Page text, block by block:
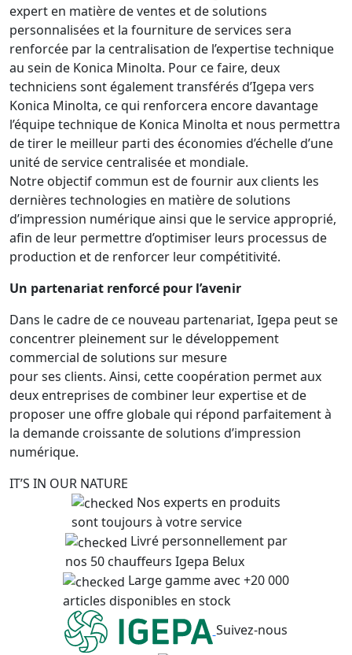
expert en matière de ventes et de solutions
personnalisées et la fourniture de services sera
renforcée par la centralisation de l’expertise technique
au sein de Konica Minolta. Pour ce faire, deux
techniciens sont également transférés d’Igepa vers
Konica Minolta, ce qui renforcera encore davantage
l’équipe technique de Konica Minolta et nous permettra
de tirer le meilleur parti des économies d’échelle d’une
unité de service centralisée et mondiale.
Notre objectif commun est de fournir aux clients les
dernières technologies en matière de solutions
d’impression numérique ainsi que le service approprié,
afin de leur permettre d’optimiser leurs processus de
production et de renforcer leur compétitivité.
Un partenariat renforcé pour l’avenir
Dans le cadre de ce nouveau partenariat, Igepa peut se
concentrer pleinement sur le développement
commercial de solutions sur mesure
pour ses clients. Ainsi, cette coopération permet aux
deux entreprises de combiner leur expertise et de
proposer une offre globale qui répond parfaitement à
la demande croissante de solutions d’impression
numérique.
IT’S IN OUR NATURE
Nos experts en produits
sont toujours à votre service
Livré personnellement par
nos 50 chauffeurs Igepa Belux
Large gamme avec +20 000
articles disponibles en stock
Suivez-nous